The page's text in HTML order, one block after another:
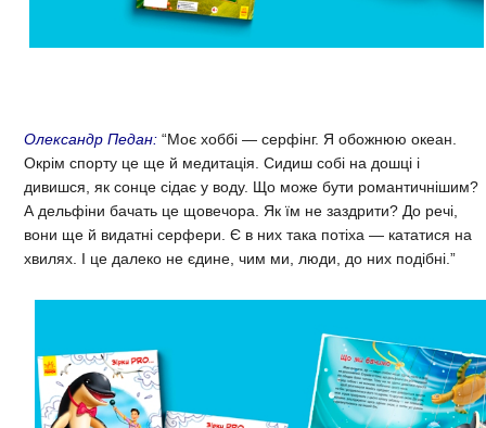
Олександр Педан: “Моє хоббі — серфінг. Я обожнюю океан.
Окрім спорту це ще й медитація. Сидиш собі на дошці і
дивишся, як сонце сідає у воду. Що може бути романтичнішим?
А дельфіни бачать це щовечора. Як їм не заздрити? До речі,
вони ще й видатні серфери. Є в них така потіха — кататися на
хвилях. І це далеко не єдине, чим ми, люди, до них подібні.”